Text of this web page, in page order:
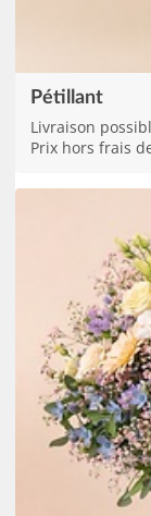
Pétillant
Livraison
Prix hors frais